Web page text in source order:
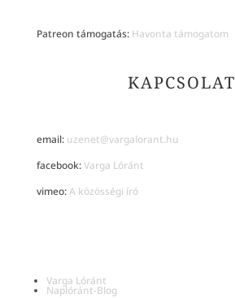
Patreon támogatás: Havonta támogatom
KAPCSOLAT
email: uzenet@vargalorant.hu
facebook:Varga Lóránt
vimeo:A közösségi író
Varga Lóránt
Naplóránt-Blog